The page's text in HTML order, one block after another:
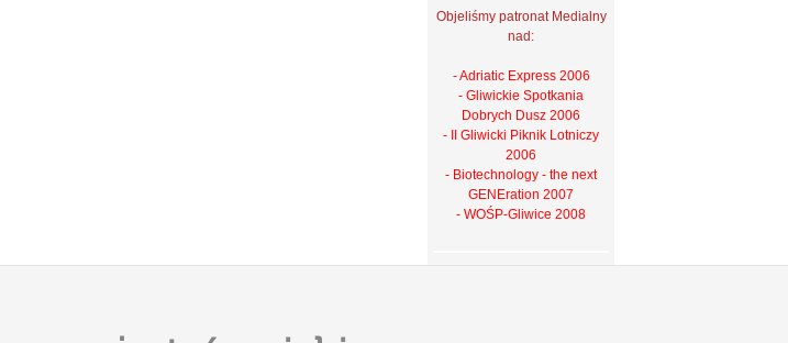
Objeliśmy patronat Medialny
nad:
- Adriatic Express 2006
- Gliwickie Spotkania
Dobrych Dusz 2006
- II Gliwicki Piknik Lotniczy
2006
- Biotechnology - the next
GENEration 2007
- WOŚP-Gliwice 2008